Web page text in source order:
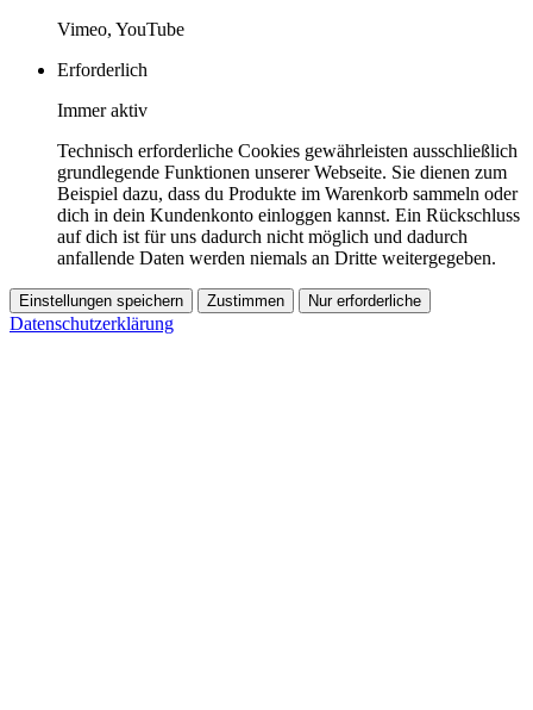
Vimeo, YouTube
Erforderlich
Immer aktiv
Technisch erforderliche Cookies gewährleisten ausschließlich
grundlegende Funktionen unserer Webseite. Sie dienen zum
Beispiel dazu, dass du Produkte im Warenkorb sammeln oder
dich in dein Kundenkonto einloggen kannst. Ein Rückschluss
auf dich ist für uns dadurch nicht möglich und dadurch
anfallende Daten werden niemals an Dritte weitergegeben.
Einstellungen speichern Zustimmen Nur erforderliche
Datenschutzerklärung